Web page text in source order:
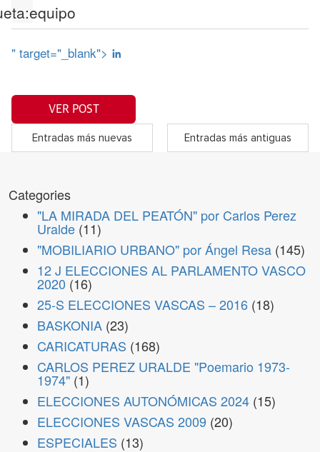
equipo
" target="_blank">
VER POST
Entradas más nuevas Entradas más antiguas
Categories
"LA MIRADA DEL PEATÓN" por Carlos Perez
Uralde (11)
"MOBILIARIO URBANO" por Ángel Resa (145)
12 J ELECCIONES AL PARLAMENTO VASCO
2020 (16)
25-S ELECCIONES VASCAS – 2016 (18)
BASKONIA (23)
CARICATURAS (168)
CARLOS PEREZ URALDE "Poemario 1973-
1974" (1)
ELECCIONES AUTONÓMICAS 2024 (15)
ELECCIONES VASCAS 2009 (20)
ESPECIALES (13)